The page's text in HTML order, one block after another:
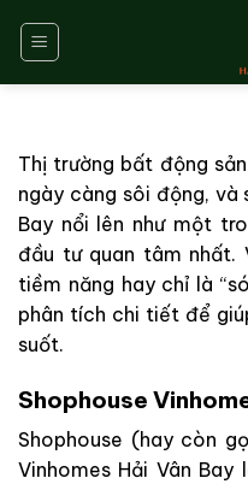
qua
Thị trường bất động
ngày càng sôi động, và
Bay nổi lên như một
đầu tư quan tâm nhất.
tiềm năng hay chỉ là
phân tích chi tiết để
suốt.
Shophouse
Shophouse (hay còn
Vinhomes Hải Vân